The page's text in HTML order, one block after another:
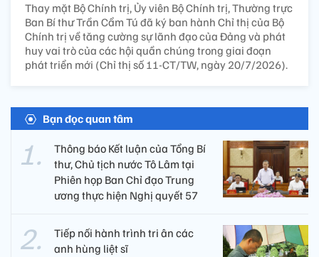
Thay mặt Bộ Chính trị, Ủy viên Bộ Chính trị, Thường trực
Ban Bí thư Trần Cẩm Tú đã ký ban hành Chỉ thị của Bộ
Chính trị về tăng cường sự lãnh đạo của Đảng và phát
huy vai trò của các hội quần chúng trong giai đoạn
phát triển mới (Chỉ thị số 11-CT/TW, ngày 20/7/2026).
Bạn đọc quan tâm
Thông báo Kết luận của Tổng Bí
thư, Chủ tịch nước Tô Lâm tại
Phiên họp Ban Chỉ đạo Trung
ương thực hiện Nghị quyết 57
Tiếp nối hành trình tri ân các
anh hùng liệt sĩ ​